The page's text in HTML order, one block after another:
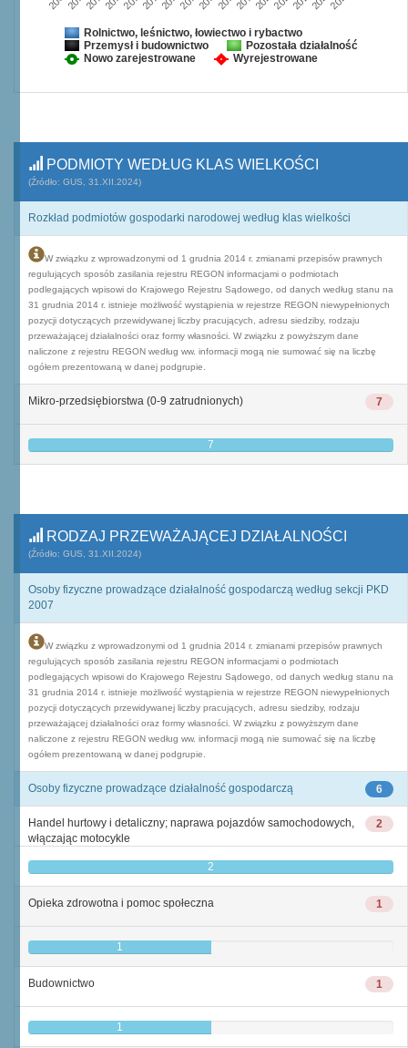
Rolnictwo, leśnictwo, łowiectwo i rybactwo
Przemysł i budownictwo
Pozostała działalność
Nowo zarejestrowane
Wyrejestrowane
PODMIOTY WEDŁUG KLAS WIELKOŚCI
(Źródło: GUS, 31.XII.2024)
Rozkład podmiotów gospodarki narodowej według klas wielkości
W związku z wprowadzonymi od 1 grudnia 2014 r. zmianami przepisów prawnych
regulujących sposób zasilania rejestru REGON informacjami o podmiotach
podlegających wpisowi do Krajowego Rejestru Sądowego, od danych według stanu na
31 grudnia 2014 r. istnieje możliwość wystąpienia w rejestrze REGON niewypełnionych
pozycji dotyczących przewidywanej liczby pracujących, adresu siedziby, rodzaju
przeważającej działalności oraz formy własności. W związku z powyższym dane
naliczone z rejestru REGON według ww. informacji mogą nie sumować się na liczbę
ogółem prezentowaną w danej podgrupie.
7
Mikro-przedsiębiorstwa (0-9 zatrudnionych)
7
RODZAJ PRZEWAŻAJĄCEJ DZIAŁALNOŚCI
(Źródło: GUS, 31.XII.2024)
Osoby fizyczne prowadzące działalność gospodarczą według sekcji PKD
2007
W związku z wprowadzonymi od 1 grudnia 2014 r. zmianami przepisów prawnych
regulujących sposób zasilania rejestru REGON informacjami o podmiotach
podlegających wpisowi do Krajowego Rejestru Sądowego, od danych według stanu na
31 grudnia 2014 r. istnieje możliwość wystąpienia w rejestrze REGON niewypełnionych
pozycji dotyczących przewidywanej liczby pracujących, adresu siedziby, rodzaju
przeważającej działalności oraz formy własności. W związku z powyższym dane
naliczone z rejestru REGON według ww. informacji mogą nie sumować się na liczbę
ogółem prezentowaną w danej podgrupie.
6
Osoby fizyczne prowadzące działalność gospodarczą
2
Handel hurtowy i detaliczny; naprawa pojazdów samochodowych,
włączając motocykle
2
1
Opieka zdrowotna i pomoc społeczna
1
1
Budownictwo
1